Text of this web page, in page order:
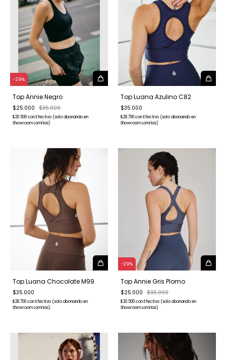
-29%
Top Annie Negro
$25.000 $35.000
$20.500conEfectivo (solo abonando en
Showroom Lomitas)
Top Luana Azulino C82
$35.000
$28.700conEfectivo (solo abonando en
Showroom Lomitas)
Top Luana Chocolate M99
$35.000
$28.700conEfectivo (solo abonando en
Showroom Lomitas)
-29%
Top Annie Gris Plomo
$25.000 $35.000
$20.500conEfectivo (solo abonando en
Showroom Lomitas)